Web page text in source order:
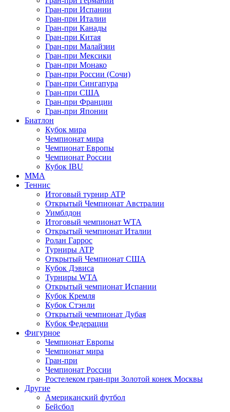
Гран-при Испании
Гран-при Италии
Гран-при Канады
Гран-при Китая
Гран-при Малайзии
Гран-при Мексики
Гран-при Монако
Гран-при России (Сочи)
Гран-при Сингапура
Гран-при США
Гран-при Франции
Гран-при Японии
Биатлон
Кубок мира
Чемпионат мира
Чемпионат Европы
Чемпионат России
Кубок IBU
MMA
Теннис
Итоговый турнир ATP
Открытый Чемпионат Австралии
Уимблдон
Итоговый чемпионат WTA
Открытый чемпионат Италии
Ролан Гаррос
Турниры ATP
Открытый Чемпионат США
Кубок Дэвиса
Турниры WTA
Открытый чемпионат Испании
Кубок Кремля
Кубок Стэнли
Открытый чемпионат Дубая
Кубок Федерации
Фигурное
Чемпионат Европы
Чемпионат мира
Гран-при
Чемпионат России
Ростелеком гран-при Золотой конек Москвы
Другие
Американский футбол
Бейсбол